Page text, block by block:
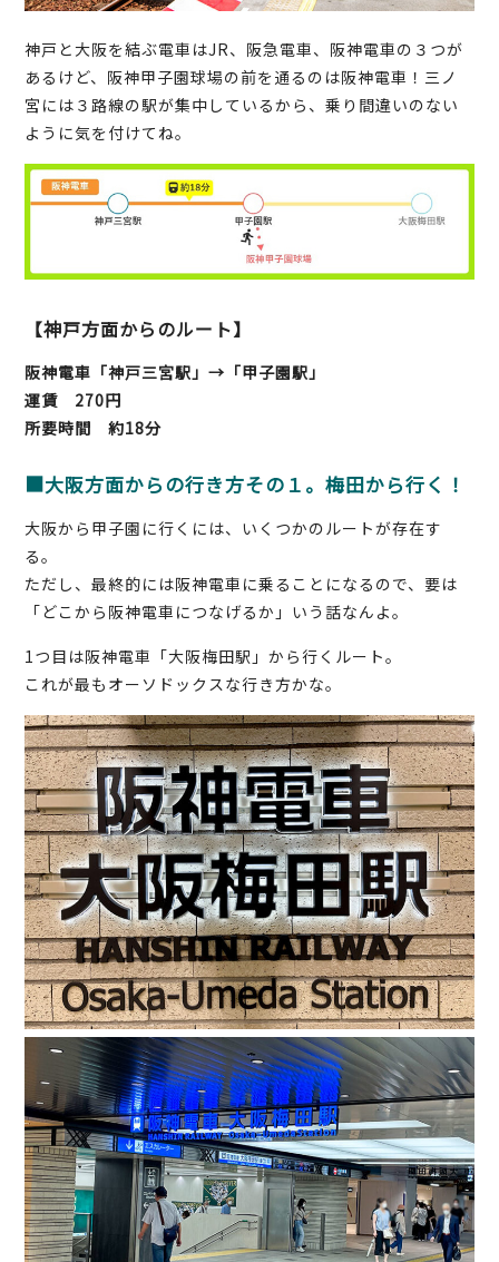
神戸と大阪を結ぶ電車はJR、阪急電車、阪神電車の３つが
あるけど、阪神甲子園球場の前を通るのは阪神電車！三ノ
宮には３路線の駅が集中しているから、乗り間違いのない
ように気を付けてね。
【神戸方面からのルート】
阪神電車「神戸三宮駅」→「甲子園駅」
運賃 270円
所要時間 約18分
■大阪方面からの行き方その１。梅田から行く！
大阪から甲子園に行くには、いくつかのルートが存在す
る。
ただし、最終的には阪神電車に乗ることになるので、要は
「どこから阪神電車につなげるか」いう話なんよ。
1つ目は阪神電車「大阪梅田駅」から行くルート。
これが最もオーソドックスな行き方かな。